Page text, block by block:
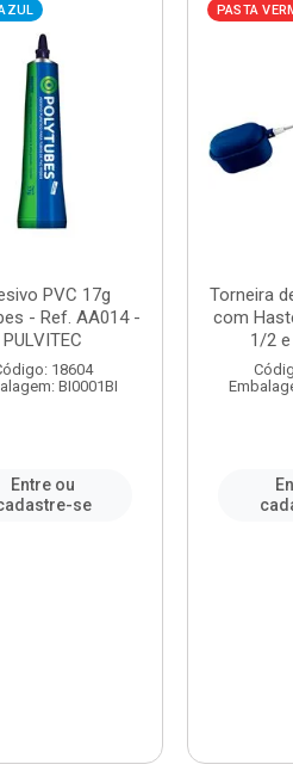
PVC 17g
- Ref. AA014 -
PULVITEC
18604
BI0001BI
Entre ou
se
PASTA
Torneira
com
1/2 e